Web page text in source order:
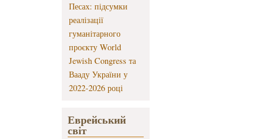
Песах: підсумки
реалізації
гуманітарного
проєкту World
Jewish Congress та
Вааду України у
2022-2026 році
Еврейський
світ